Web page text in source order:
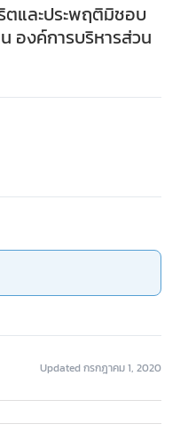
ตและประพฤติมิชอบ
องค์การบริหารส่วน
Updated กรกฎาคม 1, 2020